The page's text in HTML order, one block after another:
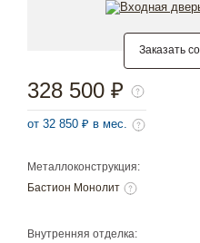
Заказать
Металлоконструкция:
Бастион Монолит
Внутренняя отделка:
328 500 ₽
от 32 850 ₽ в мес.